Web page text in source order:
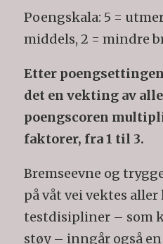
Poengskala: 5 =
middels, 2 = mindre
Etter
det en vekting av
poengscoren
faktorer, fra 1 til 3.
Bremseevne og
på våt vei vektes aller
testdisipliner – som
støy – inngår også